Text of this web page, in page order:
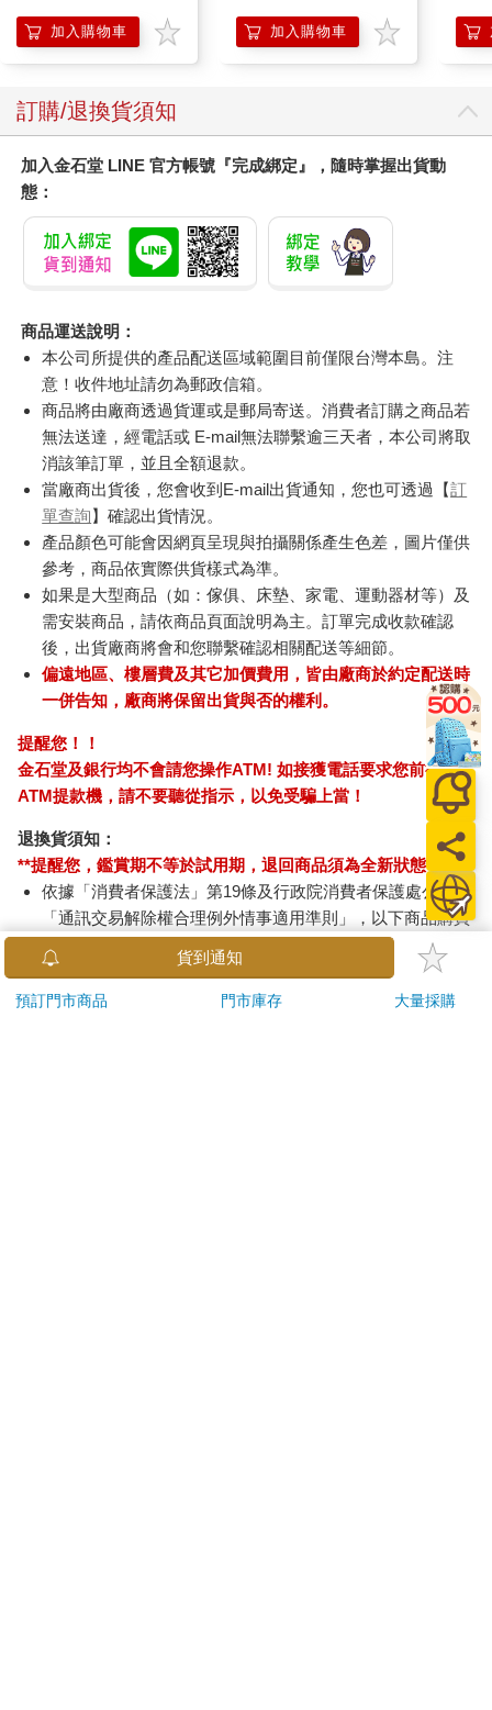
加入購物車
SIREN 黑色限定
加入購物車
訂購/退換貨須知
加入金石堂 LINE 官方帳號『完成綁定』，隨時掌握出貨動
態：
商品運送說明：
本公司所提供的產品配送區域範圍目前僅限台灣本島。注
意！收件地址請勿為郵政信箱。
商品將由廠商透過貨運或是郵局寄送。消費者訂購之商品若
無法送達，經電話或 E-mail無法聯繫逾三天者，本公司將取
消該筆訂單，並且全額退款。
當廠商出貨後，您會收到E-mail出貨通知，您也可透過【訂
單查詢】確認出貨情況。
產品顏色可能會因網頁呈現與拍攝關係產生色差，圖片僅供
參考，商品依實際供貨樣式為準。
如果是大型商品（如：傢俱、床墊、家電、運動器材等）及
需安裝商品，請依商品頁面說明為主。訂單完成收款確認
後，出貨廠商將會和您聯繫確認相關配送等細節。
偏遠地區、樓層費及其它加價費用，皆由廠商於約定配送時
一併告知，廠商將保留出貨與否的權利。
提醒您！！
金石堂及銀行均不會請您操作ATM! 如接獲電話要求您前往
ATM提款機，請不要聽從指示，以免受騙上當！
退換貨須知：
**提醒您，鑑賞期不等於試用期，退回商品須為全新狀態**
依據「消費者保護法」第19條及行政院消費者保護處公告之
「通訊交易解除權合理例外情事適用準則」，以下商品購買
後，除商品本身有瑕疵外，將不提供7天的猶豫期：
易於腐敗、保存期限較短或解約時即將逾期。（如：生
鮮食品）
貨到通知
預訂門市商品 門市庫存 大量採購